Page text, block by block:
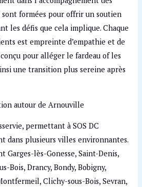
sont formées pour offrir un soutien
les défis que cela implique. Chaque
est empreinte d’empathie et de
pour alléger le fardeau of les
une transition plus sereine après
autour de Arnouville
permettant à SOS DC
dans plusieurs villes environnantes.
Garges-lès-Gonesse, Saint-Denis,
Bois, Drancy, Bondy, Bobigny,
Clichy-sous-Bois, Sevran,